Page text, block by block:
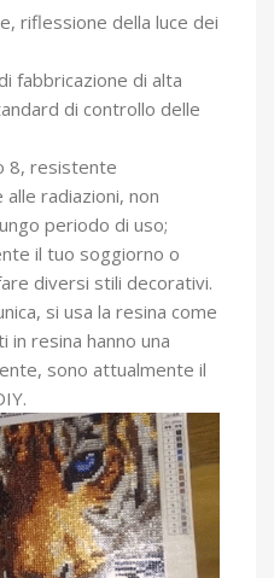
riflessione della luce dei
fabbricazione di alta
di controllo delle
8, resistente
radiazioni, non
periodo di uso;
il tuo soggiorno o
diversi stili decorativi.
si usa la resina come
in resina hanno una
sono attualmente il